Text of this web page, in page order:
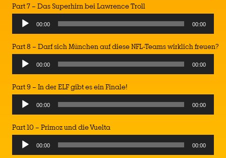
Part 7 – Das Superhirn bei Lawrence Troll
00:00 00:00
Part 8 – Darf sich München auf diese NFL-Teams wirklich freuen?
00:00 00:00
Part 9 – In der ELF gibt es ein Finale!
00:00 00:00
Part 10 – Primoz und die Vuelta
00:00 00:00